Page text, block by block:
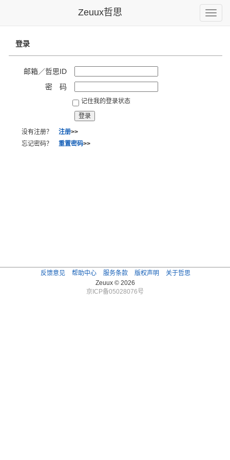
Toggle
Zeuux哲思
登录
邮箱／哲思ID
密 码
记住我的登录状态
没有注册？ 注册>>
忘记密码？ 重置密码>>
反馈意见 帮助中心 服务条款 版权声明
关于哲思
Zeuux © 2026
京ICP备05028076号